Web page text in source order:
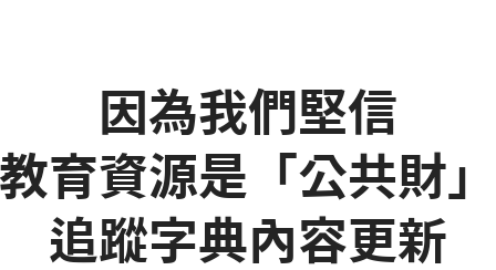
因為我們堅信
教育資源是「公共財」
追蹤字典內容更新